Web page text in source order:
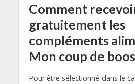
Comment
gratuitement les
compléments
Mon coup de
Pour être sélectionné dans le